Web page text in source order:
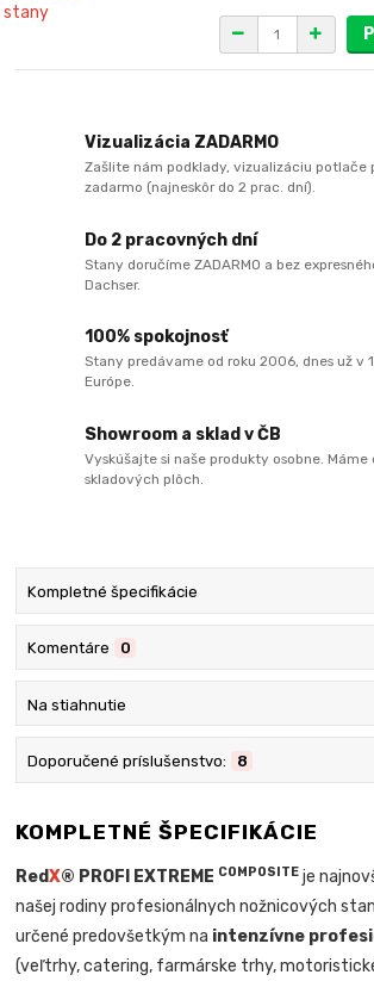
Vizualizácia ZADARMO
Zašlite nám podklady, vizualizáciu potlače
zadarmo (najneskôr do 2 prac. dní).
Do 2 pracovných dní
Stany doručíme ZADARMO a bez
Dachser.
100% spokojnosť
Stany predávame od roku 2006, dnes už v
Európe.
Showroom a sklad v ČB
Vyskúšajte si naše produkty osobne. Máme
skladových plôch.
Kompletné špecifikácie
Komentáre 0
Na stiahnutie
Doporučené príslušenstvo: 8
KOMPLETNÉ ŠPECIFIKÁCIE
RedX® PROFI EXTREME COMPOSITE je
našej rodiny profesionálnych nožnicových
určené predovšetkým na intenzívne
(veľtrhy, catering, farmárske trhy,